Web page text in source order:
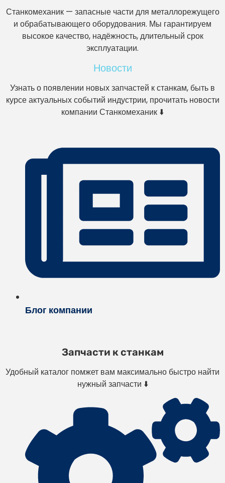
Станкомеханик — запасные части для металлорежущего
и обрабатывающего оборудования. Мы гарантируем
высокое качество, надёжность, длительный срок
эксплуатации.
Новости
Узнать о появлении новых запчастей к станкам, быть в
курсе актуальных событий индустрии, прочитать новости
компании Станкомеханик ⬇️
Блог компании
Запчасти к станкам
Удобный каталог помжет вам максимально быстро найти
нужный запчасти ⬇️